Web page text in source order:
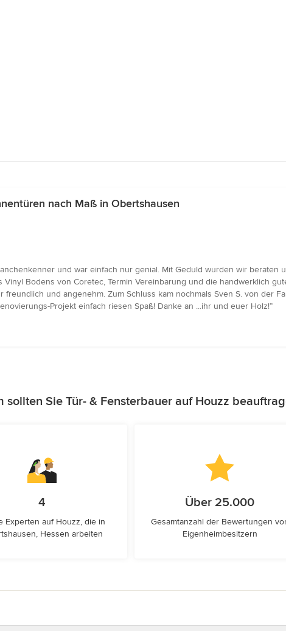
nach Maß in Obertshausen
und war einfach nur genial. Mit Geduld wurden wir beraten
Bodens von Coretec, Termin Vereinbarung und die handwerklich
und angenehm. Zum Schluss kam nochmals Sven S. von der
Projekt einfach riesen Spaß! Danke an ...ihr und euer Holz!”
sollten Sie Tür- & Fensterbauer auf Houzz
4
Experten auf Houzz, die in
Hessen arbeiten
Über 25.000
Gesamtanzahl der Bewertungen
Eigenheimbesitzern